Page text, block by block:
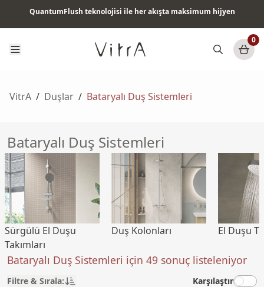
QuantumFlush teknolojisi ile her akışta maksimum hijyen
0
VitrA / Duşlar / Bataryalı Duş Sistemleri
Bataryalı Duş Sistemleri
Sürgülü El Duşu
Takımları
Duş Kolonları El Duşu
Bataryalı Duş Sistemleri için 49 sonuç listeleniyor
Filtre & Sırala: Karşılaştır